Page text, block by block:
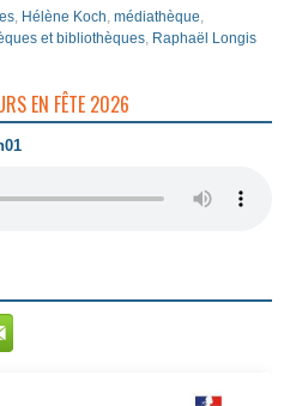
, Hélène Koch, médiathèque,
et bibliothèques, Raphaël Longis
EN FÊTE 2026